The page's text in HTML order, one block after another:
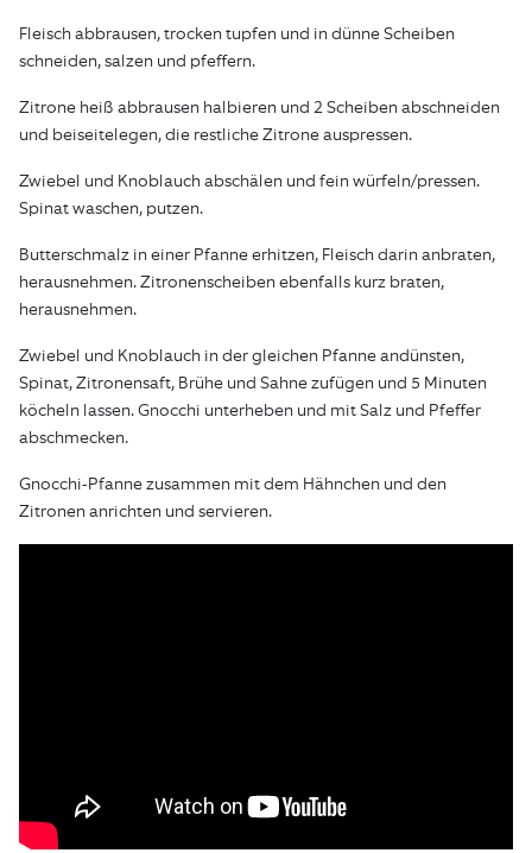
Fleisch abbrausen, trocken tupfen und in dünne Scheiben
schneiden, salzen und pfeffern.
Zitrone heiß abbrausen halbieren und 2 Scheiben abschneiden
und beiseitelegen, die restliche Zitrone auspressen.
Zwiebel und Knoblauch abschälen und fein würfeln/pressen.
Spinat waschen, putzen.
Butterschmalz in einer Pfanne erhitzen, Fleisch darin anbraten,
herausnehmen. Zitronenscheiben ebenfalls kurz braten,
herausnehmen.
Zwiebel und Knoblauch in der gleichen Pfanne andünsten,
Spinat, Zitronensaft, Brühe und Sahne zufügen und 5 Minuten
köcheln lassen. Gnocchi unterheben und mit Salz und Pfeffer
abschmecken.
Gnocchi-Pfanne zusammen mit dem Hähnchen und den
Zitronen anrichten und servieren.